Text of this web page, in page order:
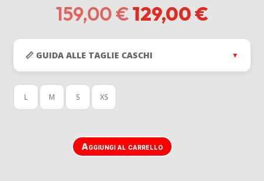
159,00 €Il
prezzo
originale
era:
159,00 €.
129,00€Il
📏 GUIDA ALLE TAGLIE CASCHI ▼
L M S XS
Aggiungi al carrello